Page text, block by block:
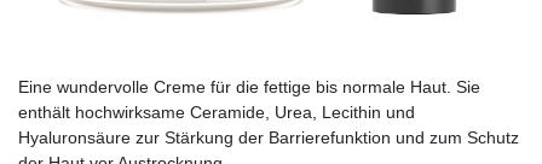
Eine wundervolle Creme für die fettige bis normale Haut. Sie
enthält hochwirksame Ceramide, Urea, Lecithin und
Hyaluronsäure zur Stärkung der Barrierefunktion und zum Schutz